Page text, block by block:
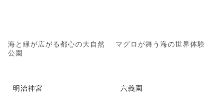
海と緑が広がる都心の大自然
公園
マグロが舞う海の世界体験
明治神宮 六義園